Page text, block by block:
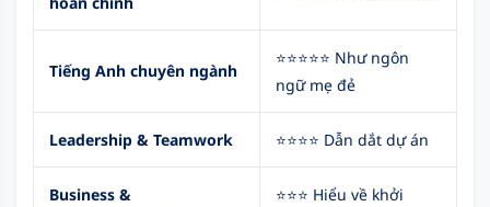
Tiếng Anh chuyên ngành
⭐⭐⭐⭐⭐ Như ngôn
ngữ mẹ đẻ
Leadership & Teamwork ⭐⭐⭐⭐ Dẫn dắt dự án
Business &
⭐⭐⭐ Hiểu về khởi